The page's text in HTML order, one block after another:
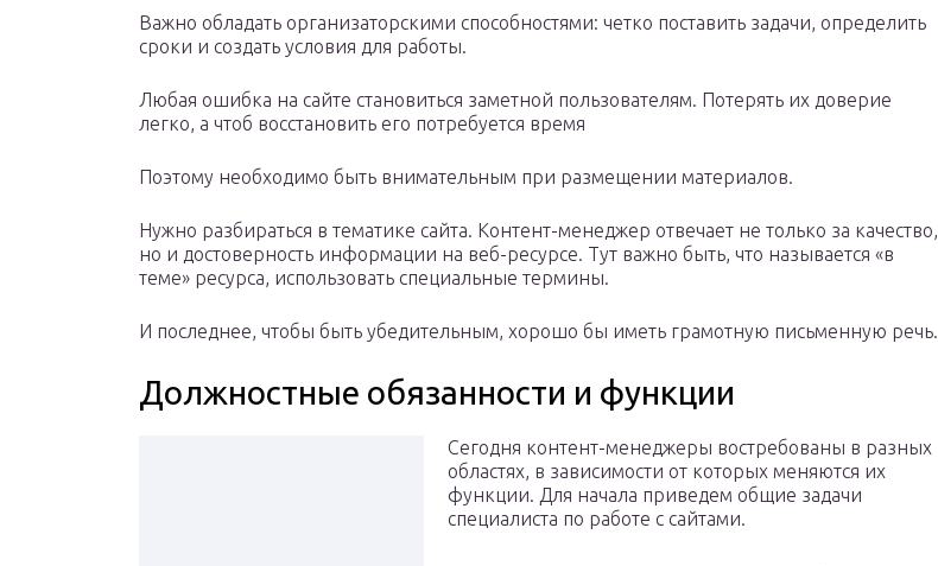
Важно обладать организаторскими способностями: четко поставить задачи, определить
сроки и создать условия для работы.
Любая ошибка на сайте становиться заметной пользователям. Потерять их доверие
легко, а чтоб восстановить его потребуется время
Поэтому необходимо быть внимательным при размещении материалов.
Нужно разбираться в тематике сайта. Контент-менеджер отвечает не только за качество,
но и достоверность информации на веб-ресурсе. Тут важно быть, что называется «в
теме» ресурса, использовать специальные термины.
И последнее, чтобы быть убедительным, хорошо бы иметь грамотную письменную речь.
Должностные обязанности и функции
Сегодня контент-менеджеры востребованы в разных
областях, в зависимости от которых меняются их
функции. Для начала приведем общие задачи
специалиста по работе с сайтами.